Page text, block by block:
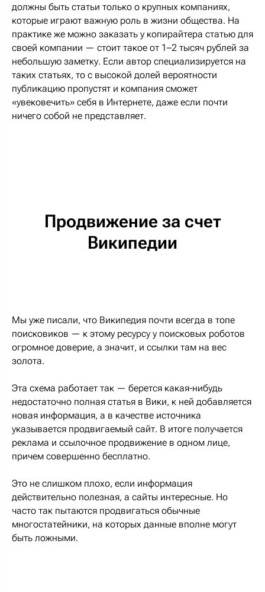
должны быть статьи только о крупных компаниях,
которые играют важную роль в жизни общества. На
практике же можно заказать у копирайтера статью для
своей компании — стоит такое от 1–2 тысяч рублей за
небольшую заметку. Если автор специализируется на
таких статьях, то с высокой долей вероятности
публикацию пропустят и компания сможет
«увековечить» себя в Интернете, даже если почти
ничего собой не представляет.
Продвижение за счет
Википедии
Мы уже писали, что Википедия почти всегда в топе
поисковиков — к этому ресурсу у поисковых роботов
огромное доверие, а значит, и ссылки там на вес
золота.
Эта схема работает так — берется какая-нибудь
недостаточно полная статья в Вики, к ней добавляется
новая информация, а в качестве источника
указывается продвигаемый сайт. В итоге получается
реклама и ссылочное продвижение в одном лице,
причем совершенно бесплатно.
Это не слишком плохо, если информация
действительно полезная, а сайты интересные. Но
часто так пытаются продвигаться обычные
многостатейники, на которых данные вполне могут
быть ложными.